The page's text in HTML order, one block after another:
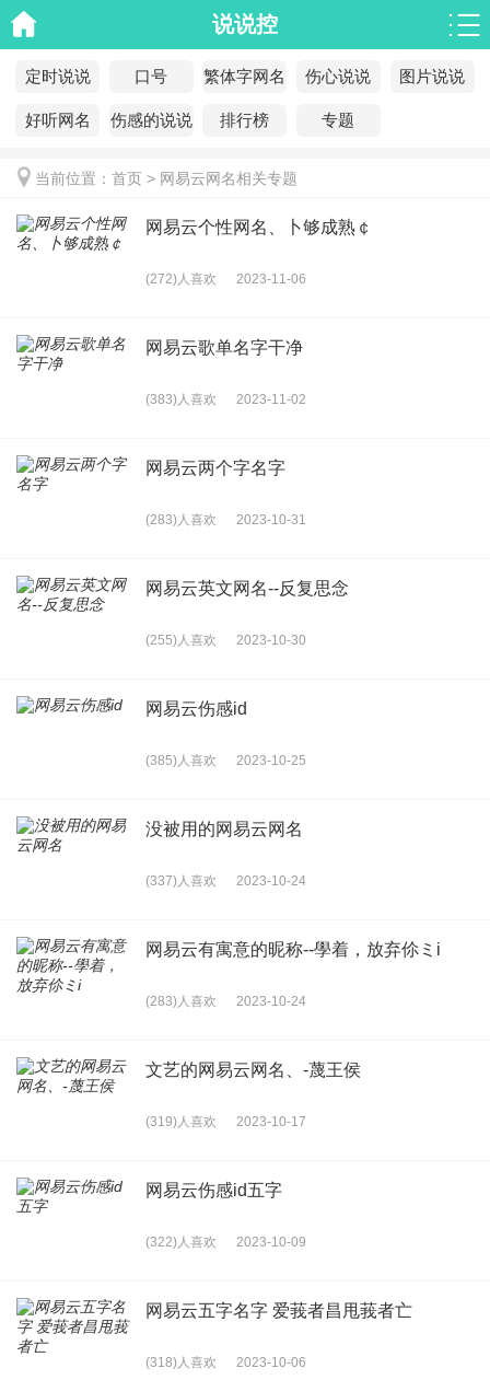
说说控
定时说说 口号 繁体字网名 伤心说说 图片说说
好听网名 伤感的说说 排行榜 专题
当前位置： 首页 > 网易云网名相关专题
网易云个性网名、卜够成熟￠
(272)人喜欢 2023-11-06
网易云歌单名字干净
(383)人喜欢 2023-11-02
网易云两个字名字
(283)人喜欢 2023-10-31
网易云英文网名--反复思念
(255)人喜欢 2023-10-30
网易云伤感id
(385)人喜欢 2023-10-25
没被用的网易云网名
(337)人喜欢 2023-10-24
网易云有寓意的昵称--學着，放弃伱ミi
(283)人喜欢 2023-10-24
文艺的网易云网名、-蔑王侯
(319)人喜欢 2023-10-17
网易云伤感id五字
(322)人喜欢 2023-10-09
网易云五字名字 爱莪者昌甩莪者亡
(318)人喜欢 2023-10-06